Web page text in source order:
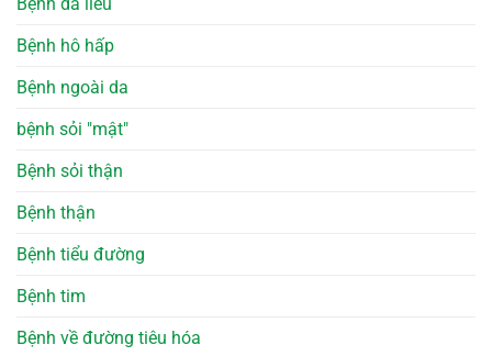
Bệnh hô hấp
Bệnh ngoài da
bệnh sỏi "mật"
Bệnh sỏi thận
Bệnh thận
Bệnh tiểu đường
Bệnh tim
Bệnh về đường tiêu hóa